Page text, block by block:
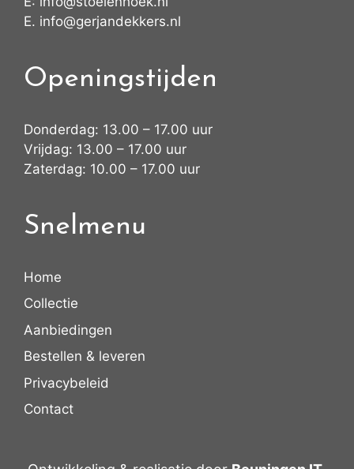
E. info@gerjandekkers.nl
Openingstijden
Donderdag: 13.00 – 17.00 uur
Vrijdag: 13.00 – 17.00 uur
Zaterdag: 10.00 – 17.00 uur
Snelmenu
Home
Collectie
Aanbiedingen
Bestellen & leveren
Privacybeleid
Contact